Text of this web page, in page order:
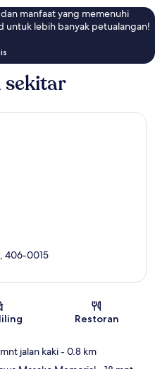
manfaat yang memenuhi
untuk lebih banyak petualangan!
sekitar
406-0015
Restoran
jalan kaki- 0.8 km